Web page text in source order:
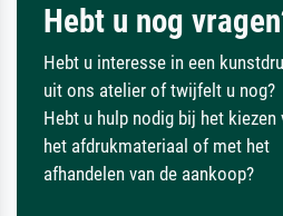
Hebt u nog
Hebt u interesse in een
uit ons atelier of twijfelt u nog?
Hebt u hulp nodig bij het kiezen
het afdrukmateriaal of met het
afhandelen van de aankoop?